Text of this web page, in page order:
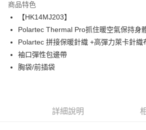
ATM付款
運送方式
一般全家取貨
每筆NT$100
商品特色
【HK14MJ203】
Polartec Thermal Pro抓住暖空氣保持身
Polartec 拼接保暖針織 +高彈力萊卡針織
袖口彈性包邊帶
胸袋/前插袋
詳細說明